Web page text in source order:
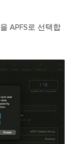
APFS로 선택합